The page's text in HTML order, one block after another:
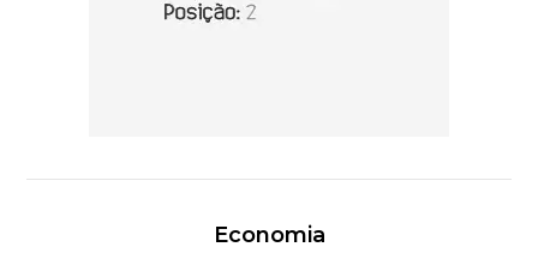
Economia